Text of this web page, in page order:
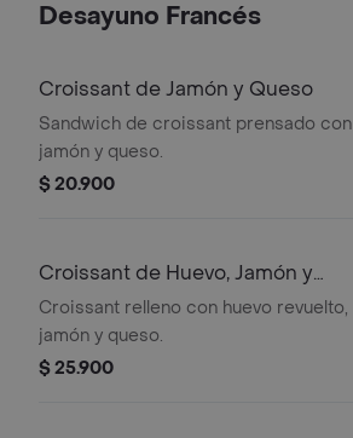
Desayuno Francés
Croissant de Jamón y Queso
Sandwich de croissant prensado con
jamón y queso.
$ 20.900
Croissant de Huevo, Jamón y
Queso
Croissant relleno con huevo revuelto,
jamón y queso.
$ 25.900